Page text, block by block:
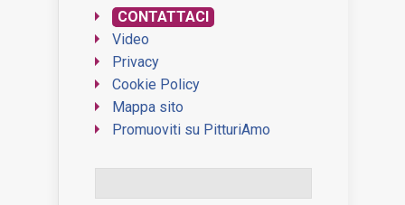
CONTATTACI
Video
Privacy
Cookie Policy
Mappa sito
Promuoviti su PitturiAmo